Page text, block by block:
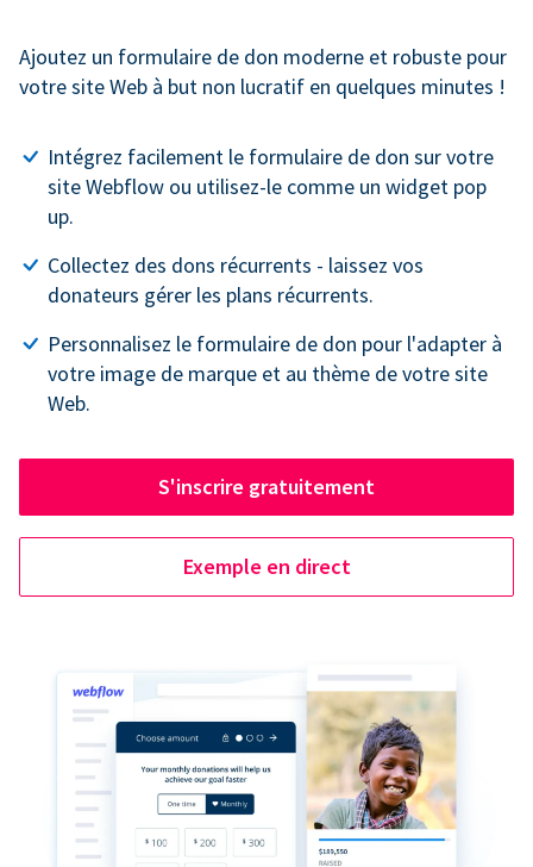
Ajoutez un formulaire de don moderne et robuste pour
votre site Web à but non lucratif en quelques minutes !
Intégrez facilement le formulaire de don sur votre
site Webflow ou utilisez-le comme un widget pop
up.
Collectez des dons récurrents - laissez vos
donateurs gérer les plans récurrents.
Personnalisez le formulaire de don pour l'adapter à
votre image de marque et au thème de votre site
Web.
S'inscrire gratuitement
Exemple en direct